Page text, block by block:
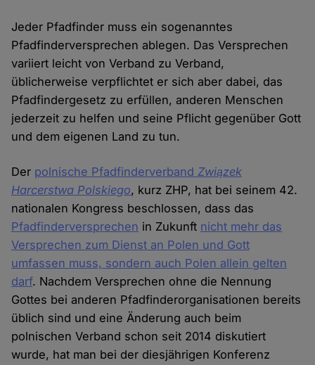
Jeder Pfadfinder muss ein sogenanntes
Pfadfinderversprechen ablegen. Das Versprechen
variiert leicht von Verband zu Verband,
üblicherweise verpflichtet er sich aber dabei, das
Pfadfindergesetz zu erfüllen, anderen Menschen
jederzeit zu helfen und seine Pflicht gegenüber Gott
und dem eigenen Land zu tun.
Der polnische PfadfinderverbandZwiązek
Harcerstwa Polskiego, kurz ZHP, hat bei seinem 42.
nationalen Kongress beschlossen, dass das
Pfadfinderversprechen in Zukunft nicht mehr das
Versprechen zum Dienst an Polen und Gott
umfassen muss, sondern auch Polen allein gelten
darf. Nachdem Versprechen ohne die Nennung
Gottes bei anderen Pfadfinderorganisationen bereits
üblich sind und eine Änderung auch beim
polnischen Verband schon seit 2014 diskutiert
wurde, hat man bei der diesjährigen Konferenz